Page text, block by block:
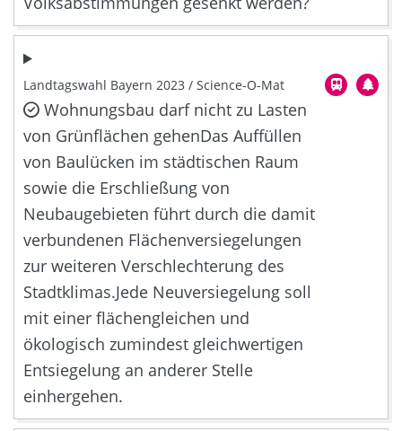
Landtagswahl Bayern 2023 / Science-O-Mat
Wohnungsbau darf nicht zu Lasten
von Grünflächen gehenDas Auffüllen
von Baulücken im städtischen Raum
sowie die Erschließung von
Neubaugebieten führt durch die damit
verbundenen Flächenversiegelungen
zur weiteren Verschlechterung des
Stadtklimas.Jede Neuversiegelung soll
mit einer flächengleichen und
ökologisch zumindest gleichwertigen
Entsiegelung an anderer Stelle
einhergehen.